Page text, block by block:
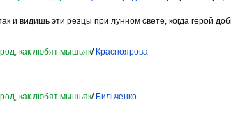
и видишь эти резцы при лунном свете, когда герой
как любят мышьяк/ Красноярова
как любят мышьяк/ Бильченко